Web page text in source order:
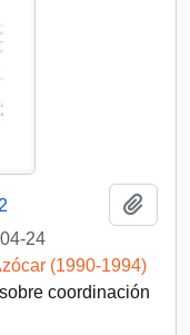
24
(1990-1994)
coordinación